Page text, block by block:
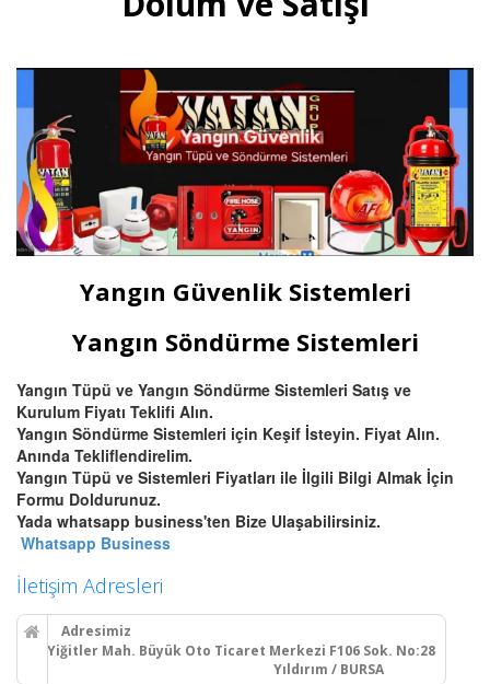
mutfak davlumbaz tüpü satışı
Devamını Oku
Bursa Hassas Yangın ve Duman
Dedektörü Çeşitleri
Bursa duman dedektörü ısı
dedektörü, (pilli duman
multisensörler ve yüksek tavanlı
yangın dedektörü satış ve
montajı.
Bursa Otomatik Gazlı Söndürme
ve Mühendislik Sistemleri
Bursa FM200, Novec 1230
montaj ve tüp dolumu.
Yangın Güvenlik Sistemleri
Yangın Söndürme Sistemleri
Yangın Tüpü ve Yangın Söndürme Sistemleri Satış ve
Kurulum Fiyatı Teklifi Alın.
Yangın Söndürme Sistemleri için Keşif İsteyin. Fiyat Alın.
Anında Tekliflendirelim.
Yangın Tüpü ve Sistemleri Fiyatları ile İlgili Bilgi Almak İçin
Formu Doldurunuz.
Yada whatsapp business'ten Bize Ulaşabilirsiniz.
Whatsapp Business
İletişim Adresleri
Adresimiz
Yiğitler Mah. Büyük Oto Ticaret Merkezi F106 Sok. No:28
Yıldırım / BURSA